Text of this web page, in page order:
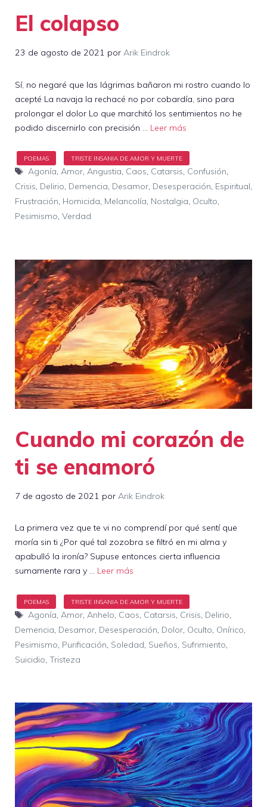
El colapso
23 de agosto de 2021 por Arik Eindrok
Sí, no negaré que las lágrimas bañaron mi rostro cuando lo
acepté La navaja la rechacé no por cobardía, sino para
prolongar el dolor Lo que marchitó los sentimientos no he
podido discernirlo con precisión … Leer más
Etiquetas
Agonía, Amor, Angustia, Caos, Catarsis, Confusión,
Crisis, Delirio, Demencia, Desamor, Desesperación, Espiritual,
Frustración, Homicida, Melancolía, Nostalgia, Oculto,
Pesimismo, Verdad
Cuando mi corazón de
ti se enamoró
7 de agosto de 2021 por Arik Eindrok
La primera vez que te vi no comprendí por qué sentí que
moría sin ti ¿Por qué tal zozobra se filtró en mi alma y
apabulló la ironía? Supuse entonces cierta influencia
sumamente rara y … Leer más
Etiquetas
Agonía, Amor, Anhelo, Caos, Catarsis, Crisis, Delirio,
Demencia, Desamor, Desesperación, Dolor, Oculto, Onírico,
Pesimismo, Purificación, Soledad, Sueños, Sufrimiento,
Suicidio, Tristeza